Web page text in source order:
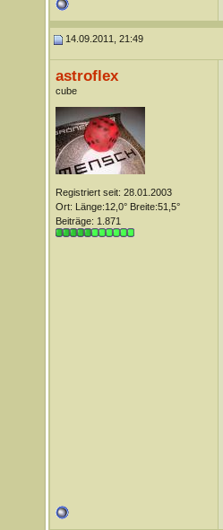
14.09.2011, 21:49
astroflex
cube
Registriert seit: 28.01.2003
Ort: Länge:12,0° Breite:51,5°
Beiträge: 1.871